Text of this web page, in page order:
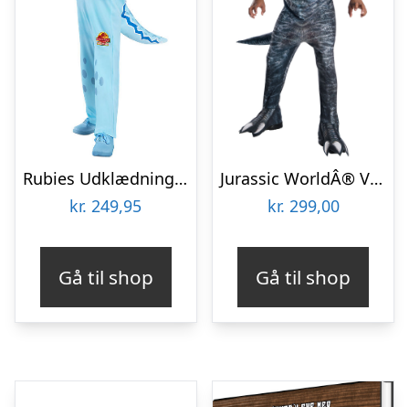
Rubies Udklædning – Jurassic World Velociraptor
kr. 249,95
Gå til shop
Jurassic WorldÂ® Velociraptor Børnekostume
kr. 299,00
Gå til shop